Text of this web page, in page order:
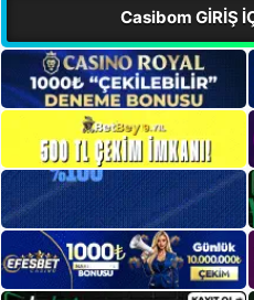
Casibom GİRİŞ